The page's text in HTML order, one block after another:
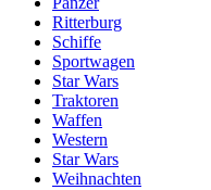
Ritterburg
Schiffe
Sportwagen
Star Wars
Traktoren
Waffen
Western
Star Wars
Weihnachten